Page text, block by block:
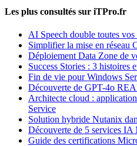
Les plus consultés sur iTPro.fr
AI Speech double toutes vos
Simplifier la mise en réseau
Déploiement Data Zone de
Success Stories : 3 histoires
Fin de vie pour Windows
Découverte de GPT-4o
Architecte cloud :
Service
Solution hybride Nutanix
Découverte de 5 services IA
Guide des certifications